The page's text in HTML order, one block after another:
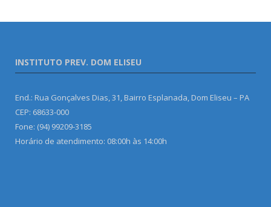
INSTITUTO PREV. DOM ELISEU
End.: Rua Gonçalves Dias, 31, Bairro Esplanada, Dom Eliseu – PA
CEP: 68633-000
Fone: (94) 99209-3185
Horário de atendimento: 08:00h às 14:00h